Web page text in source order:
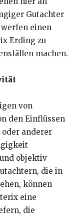
Gutachter
werfen einen
Erding zu
machen.
von
den Einflüssen
anderer
objektiv
die in
können
eine
die